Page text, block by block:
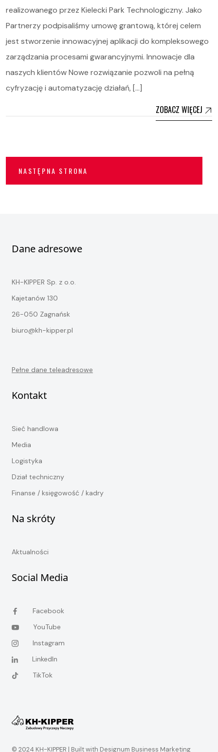
realizowanego przez Kielecki Park Technologiczny. Jako
Partnerzy podpisaliśmy umowę grantową, której celem
jest stworzenie innowacyjnej aplikacji do kompleksowego
zarządzania procesami gwarancyjnymi. Innowacje dla
naszych klientów Nowe rozwiązanie pozwoli na pełną
cyfryzację i automatyzację działań, […]
ZOBACZ WIĘCEJ
NASTĘPNA STRONA
Dane adresowe
KH-KIPPER Sp. z o.o.
Kajetanów 130
26-050 Zagnańsk
biuro@kh-kipper.pl
Pełne dane teleadresowe
Kontakt
Sieć handlowa
Media
Logistyka
Dział techniczny
Finanse / księgowość / kadry
Na skróty
Aktualności
Social Media
Facebook
YouTube
Instagram
LinkedIn
TikTok
© 2024 KH-KIPPER | Built with Designum Business Marketing